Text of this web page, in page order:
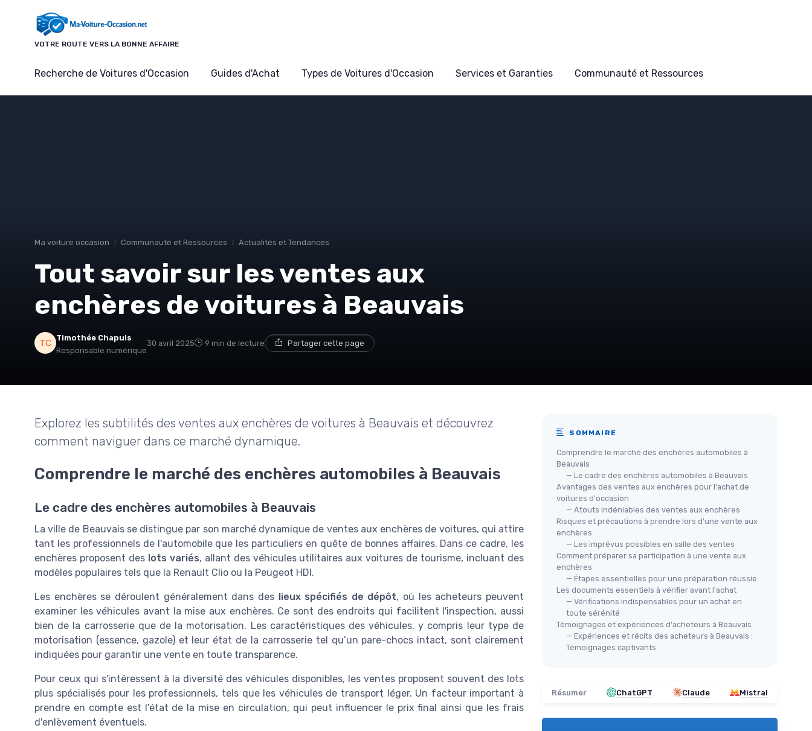
VOTRE ROUTE VERS LA BONNE AFFAIRE
Recherche de Voitures d'Occasion Guides d'Achat Types de Voitures d'Occasion Services et Garanties Communauté et Ressources
Ma voiture occasion Communauté et Ressources Actualités et Tendances
Tout savoir sur les ventes aux
enchères de voitures à Beauvais
Timothée Chapuis
Responsable numérique
30 avril 2025 9 min de lecture Partager cette page
Explorez les subtilités des ventes aux enchères de voitures à Beauvais et découvrez
comment naviguer dans ce marché dynamique.
Comprendre le marché des enchères automobiles à Beauvais
Le cadre des enchères automobiles à Beauvais
La ville de Beauvais se distingue par son marché dynamique de ventes aux enchères de voitures, qui attire
tant les professionnels de l'automobile que les particuliers en quête de bonnes affaires. Dans ce cadre, les
enchères proposent des lots variés, allant des véhicules utilitaires aux voitures de tourisme, incluant des
modèles populaires tels que la Renault Clio ou la Peugeot HDI.
Les enchères se déroulent généralement dans des lieux spécifiés de dépôt, où les acheteurs peuvent
examiner les véhicules avant la mise aux enchères. Ce sont des endroits qui facilitent l'inspection, aussi
bien de la carrosserie que de la motorisation. Les caractéristiques des véhicules, y compris leur type de
motorisation (essence, gazole) et leur état de la carrosserie tel qu’un pare-chocs intact, sont clairement
indiquées pour garantir une vente en toute transparence.
Pour ceux qui s'intéressent à la diversité des véhicules disponibles, les ventes proposent souvent des lots
plus spécialisés pour les professionnels, tels que les véhicules de transport léger. Un facteur important à
prendre en compte est l'état de la mise en circulation, qui peut influencer le prix final ainsi que les frais
d'enlèvement éventuels.
SOMMAIRE
Comprendre le marché des enchères automobiles à
Beauvais
— Le cadre des enchères automobiles à Beauvais
Avantages des ventes aux enchères pour l'achat de
voitures d'occasion
— Atouts indéniables des ventes aux enchères
Risques et précautions à prendre lors d'une vente aux
enchères
— Les imprévus possibles en salle des ventes
Comment préparer sa participation à une vente aux
enchères
— Étapes essentielles pour une préparation réussie
Les documents essentiels à vérifier avant l'achat
— Vérifications indispensables pour un achat en
toute sérénité
Témoignages et expériences d'acheteurs à Beauvais
— Expériences et récits des acheteurs à Beauvais :
Témoignages captivants
Résumer ChatGPT Claude Mistral